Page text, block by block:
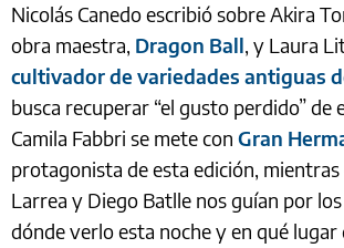
Nicolás Canedo escribió sobre Akira
obra maestra, Dragon Ball, y Laura
cultivador de variedades antiguas
busca recuperar “el gusto perdido” de
Camila Fabbri se mete con Gran
protagonista de esta edición,
Larrea y Diego Batlle nos guían por los
dónde verlo esta noche y en qué lugar